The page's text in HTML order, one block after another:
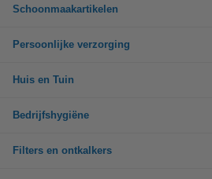
Schoonmaakartikelen
Persoonlijke verzorging
Huis en Tuin
Bedrijfshygiëne
Filters en ontkalkers